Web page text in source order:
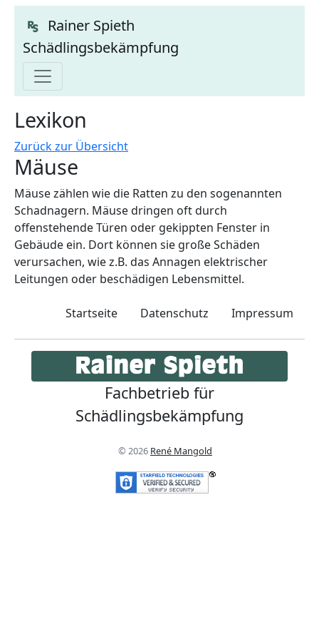
Rainer Spieth
Schädlingsbekämpfung
Lexikon
Zurück zur Übersicht
Mäuse
Mäuse zählen wie die Ratten zu den sogenannten
Schadnagern. Mäuse dringen oft durch
offenstehende Türen oder gekippten Fenster in
Gebäude ein. Dort können sie große Schäden
verursachen, wie z.B. das Annagen elektrischer
Leitungen oder beschädigen Lebensmittel.
Startseite Datenschutz Impressum
Fachbetrieb für
Schädlingsbekämpfung
© 2026 René Mangold